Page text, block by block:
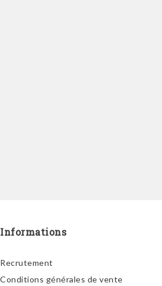
Informations
Recrutement
Conditions générales de vente